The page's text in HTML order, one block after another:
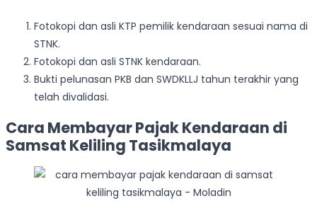
Fotokopi dan asli KTP pemilik kendaraan sesuai nama di
STNK.
Fotokopi dan asli STNK kendaraan.
Bukti pelunasan PKB dan SWDKLLJ tahun terakhir yang
telah divalidasi.
Cara Membayar Pajak Kendaraan di
Samsat Keliling Tasikmalaya